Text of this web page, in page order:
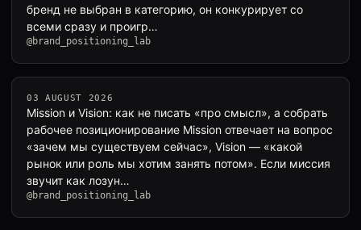
бренд не выбран в категорию, он конкурирует со
всеми сразу и проигр…
@brand_positioning_lab
03 AUGUST 2026
Mission и Vision: как не писать «про смысл», а собрать
рабочее позиционирование Mission отвечает на вопрос
«зачем мы существуем сейчас», Vision — «какой
рынок или роль мы хотим занять потом». Если миссия
звучит как лозун…
@brand_positioning_lab